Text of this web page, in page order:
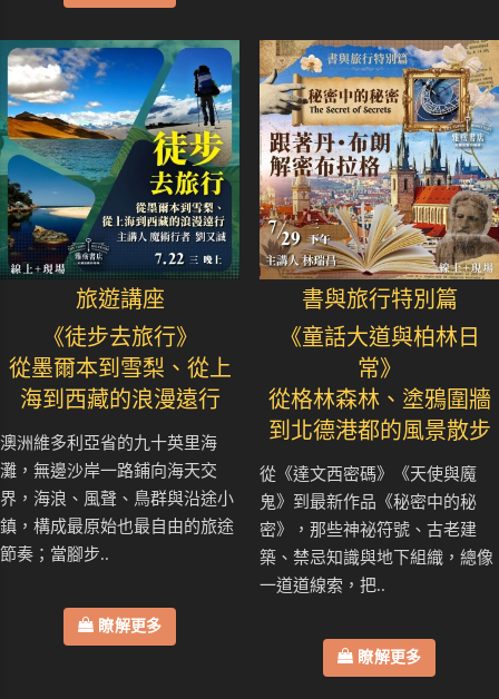
旅遊講座
《徒步去旅行》
從墨爾本到雪梨、從上
海到西藏的浪漫遠行
澳洲維多利亞省的九十英里海
灘，無邊沙岸一路鋪向海天交
界，海浪、風聲、鳥群與沿途小
鎮，構成最原始也最自由的旅途
節奏；當腳步..
瞭解更多
書與旅行特別篇
《童話大道與柏林日
常》
從格林森林、塗鴉圍牆
到北德港都的風景散步
從《達文西密碼》《天使與魔
鬼》到最新作品《秘密中的秘
密》，那些神祕符號、古老建
築、禁忌知識與地下組織，總像
一道道線索，把..
瞭解更多